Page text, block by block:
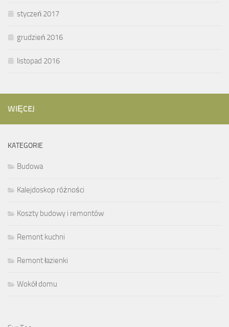
styczeń 2017
grudzień 2016
listopad 2016
WIĘCEJ
KATEGORIE
Budowa
Kalejdoskop różności
Koszty budowy i remontów
Remont kuchni
Remont łazienki
Wokół domu